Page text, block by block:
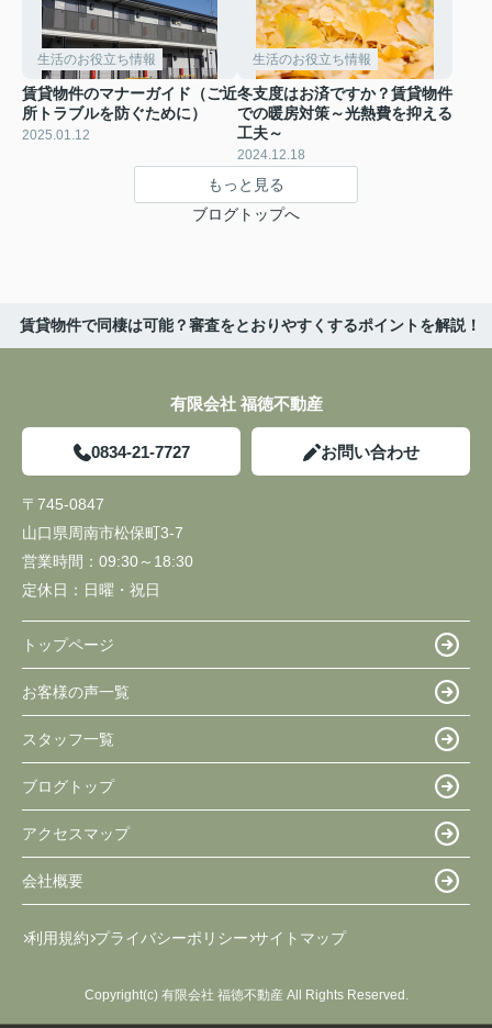
生活のお役立ち情報
賃貸物件のマナーガイド（ご近
所トラブルを防ぐために）
2025.01.12
生活のお役立ち情報
冬支度はお済ですか？賃貸物件
での暖房対策～光熱費を抑える
工夫～
2024.12.18
もっと見る
ブログトップへ
賃貸物件で同棲は可能？審査をとおりやすくするポイントを解説！
有限会社 福徳不動産
0834-21-7727 お問い合わせ
〒745-0847
山口県周南市松保町3-7
営業時間： 09:30～18:30
定休日： 日曜・祝日
トップページ
お客様の声一覧
スタッフ一覧
ブログトップ
アクセスマップ
会社概要
利用規約 プライバシーポリシー サイトマップ
Copyright(c) 有限会社 福徳不動産 All Rights Reserved.